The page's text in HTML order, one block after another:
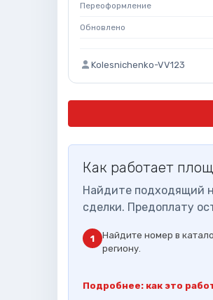
Переоформление
Обновлено
Kolesnichenko-VV123
Как работает
Найдите подходящий
сделки. Предоплату
1
Найдите номер в
региону.
Подробнее: как это